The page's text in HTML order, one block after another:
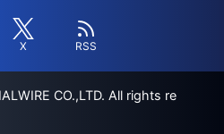
X RSS
CO.,LTD. All rights re